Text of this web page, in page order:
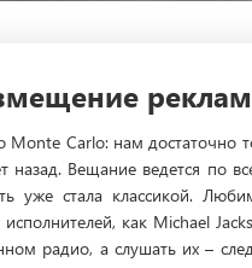
Monte Carlo: нам достаточно
назад. Вещание ведется по
уже стала классикой.
как Michael
радио, а слушать их –